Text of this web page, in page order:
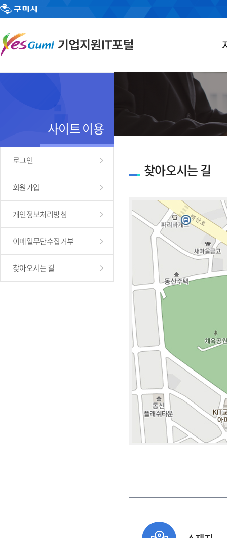
사이트 이용
로그인
회원가입
개인정보처리방침
이메일무단수집거부
찾아오시는 길
찾아오시는 길